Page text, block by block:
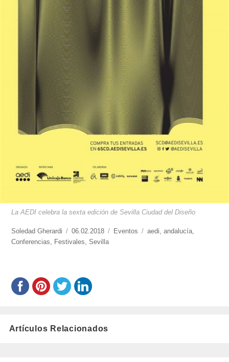
La AEDI celebra la sexta edición de Sevilla Ciudad del Diseño
https://www.experimenta.es/author/soledad-
gherardi/
Soledad Gherardi
Publicado
el
06.02.2018 Categorías
Eventos Etiquetas
aedi ,andalucía
Conferencias
Festivales ,Sevilla
Artículos Relacionados